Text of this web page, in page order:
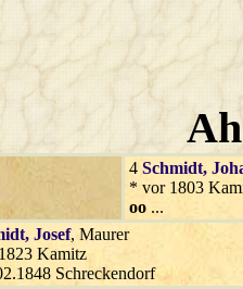
4 Schmidt,
* vor 1803
oo ...
, Josef, Maurer
Kamitz
Schreckendorf